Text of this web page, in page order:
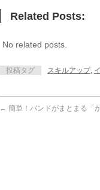
Related Posts:
No related posts.
投稿タグ スキルアップ,
← 簡単！バンドがまとまる「